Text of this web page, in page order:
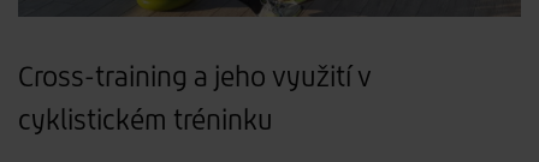
Cross-training a jeho využití v
cyklistickém tréninku